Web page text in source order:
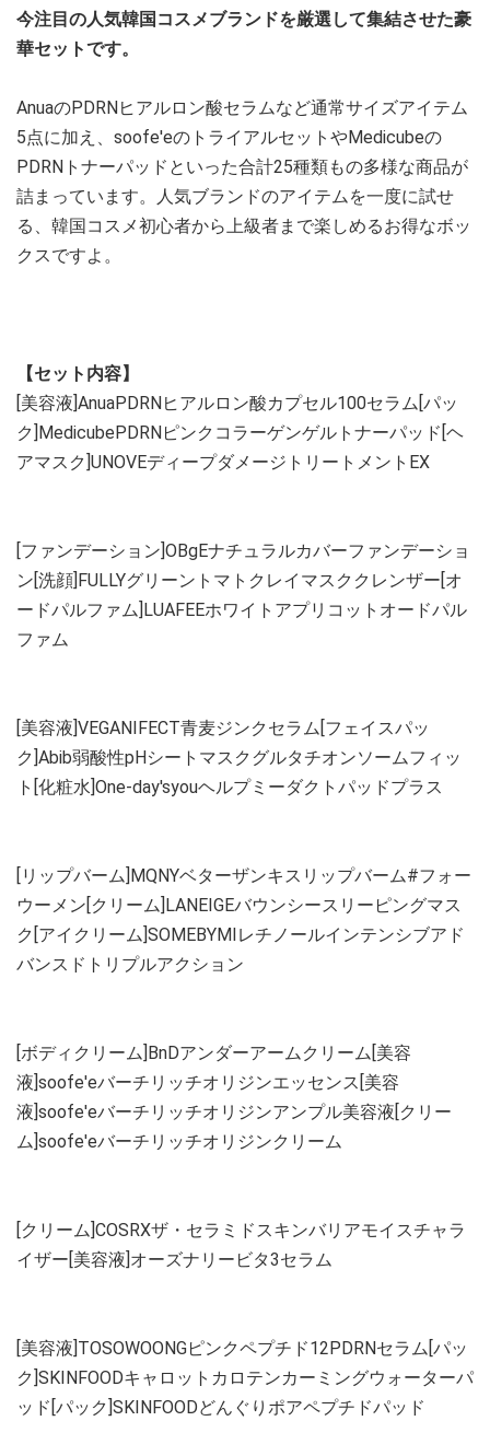
今注目の人気韓国コスメブランドを厳選して集結させた豪
華セットです。
AnuaのPDRNヒアルロン酸セラムなど通常サイズアイテム
5点に加え、soofe'eのトライアルセットやMedicubeの
PDRNトナーパッドといった合計25種類もの多様な商品が
詰まっています。人気ブランドのアイテムを一度に試せ
る、韓国コスメ初心者から上級者まで楽しめるお得なボッ
クスですよ。
【セット内容】
[美容液]AnuaPDRNヒアルロン酸カプセル100セラム[パッ
ク]MedicubePDRNピンクコラーゲンゲルトナーパッド[ヘ
アマスク]UNOVEディープダメージトリートメントEX
[ファンデーション]OBgEナチュラルカバーファンデーショ
ン[洗顔]FULLYグリーントマトクレイマスククレンザー[オ
ードパルファム]LUAFEEホワイトアプリコットオードパル
ファム
[美容液]VEGANIFECT青麦ジンクセラム[フェイスパッ
ク]Abib弱酸性pHシートマスクグルタチオンソームフィッ
ト[化粧水]One-day'syouヘルプミーダクトパッドプラス
[リップバーム]MQNYベターザンキスリップバーム#フォー
ウーメン[クリーム]LANEIGEバウンシースリーピングマス
ク[アイクリーム]SOMEBYMIレチノールインテンシブアド
バンスドトリプルアクション
[ボディクリーム]BnDアンダーアームクリーム[美容
液]soofe'eバーチリッチオリジンエッセンス[美容
液]soofe'eバーチリッチオリジンアンプル美容液[クリー
ム]soofe'eバーチリッチオリジンクリーム
[クリーム]COSRXザ・セラミドスキンバリアモイスチャラ
イザー[美容液]オーズナリービタ3セラム
[美容液]TOSOWOONGピンクペプチド12PDRNセラム[パッ
ク]SKINFOODキャロットカロテンカーミングウォーターパ
ッド[パック]SKINFOODどんぐりポアペプチドパッド